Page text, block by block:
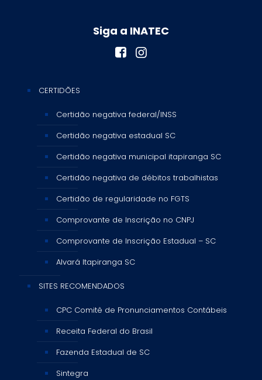
Siga a INATEC
CERTIDÕES
Certidão negativa federal/INSS
Certidão negativa estadual SC
Certidão negativa municipal itapiranga SC
Certidão negativa de débitos trabalhistas
Certidão de regularidade no FGTS
Comprovante de Inscrição no CNPJ
Comprovante de Inscrição Estadual – SC
Alvará Itapiranga SC
SITES RECOMENDADOS
CPC Comitê de Pronunciamentos Contábeis
Receita Federal do Brasil
Fazenda Estadual de SC
Sintegra